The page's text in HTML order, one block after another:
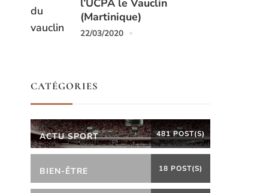
l’UCPA le Vauclin
(Martinique)
22/03/2020
CATÉGORIES
ACTU SPORT 481 POST(S)
BIEN-ÊTRE 18 POST(S)